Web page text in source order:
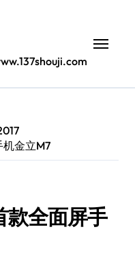
金立M7
款全面屏手